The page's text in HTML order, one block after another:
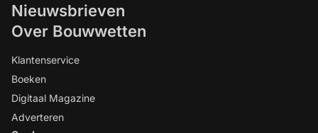
Nieuwsbrieven
Over Bouwwetten
Klantenservice
Boeken
Digitaal Magazine
Adverteren